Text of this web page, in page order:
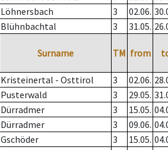
Löhnersbach 3 02.06.
Blühnbachtal 3 31.05.
Surname TM from
Kristeinertal - Osttirol 3 02.06.
Pusterwald 3 29.05.
Dürradmer 3 15.05.
Dürradmer 3 09.06.
Gschöder 3 15.05.